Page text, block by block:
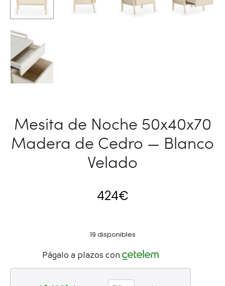
Mesita de Noche 50x40x70
Madera de Cedro — Blanco
Velado
424€
19 disponibles
Págalo a plazos con